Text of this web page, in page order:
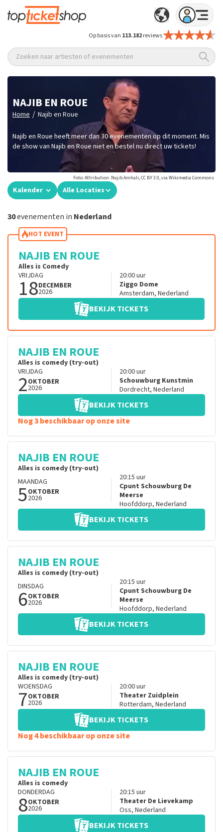
Op basis van 113.182reviews
Zoeken naar artiesten of evenementen
NAJIB EN ROUE
Home / Najib en Roue
Najib en Roue heeft meer dan 30 evenementen op dit moment. Mis
de show van Najib en Roue niet en bestel nu direct uw tickets!
Foto: Attribution: Najib Amhali, CC BY 3.0, via Wikimedia Commons
Kalender Alle Locaties
30evenementen in Nederland
HOT EVENT
NAJIB EN ROUE
Alles is Comedy
VRIJDAG
18DECEMBER
2026
20:00uur
Ziggo Dome
Amsterdam, Nederland
BEKIJK TICKETS
NAJIB EN ROUE
Alles is comedy (try-out)
VRIJDAG
2OKTOBER
2026
20:00uur
Schouwburg Kunstmin
Dordrecht, Nederland
BEKIJK TICKETS
Nog 3 beschikbaar op onze site
NAJIB EN ROUE
Alles is comedy (try-out)
MAANDAG
5OKTOBER
2026
20:15 uur
Cpunt Schouwburg De
Meerse
Hoofddorp, Nederland
BEKIJK TICKETS
NAJIB EN ROUE
Alles is comedy (try-out)
DINSDAG
6OKTOBER
2026
20:15 uur
Cpunt Schouwburg De
Meerse
Hoofddorp, Nederland
BEKIJK TICKETS
NAJIB EN ROUE
Alles is comedy (try-out)
WOENSDAG
7OKTOBER
2026
20:00uur
Theater Zuidplein
Rotterdam, Nederland
BEKIJK TICKETS
Nog 4 beschikbaar op onze site
NAJIB EN ROUE
Alles is comedy
DONDERDAG
8OKTOBER
2026
20:15 uur
Theater De Lievekamp
Oss, Nederland
BEKIJK TICKETS